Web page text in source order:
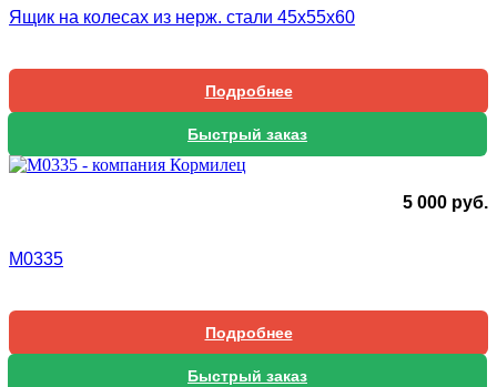
Ящик на колесах из нерж. стали 45х55х60
Подробнее
Быстрый заказ
5 000 руб.
М0335
Подробнее
Быстрый заказ